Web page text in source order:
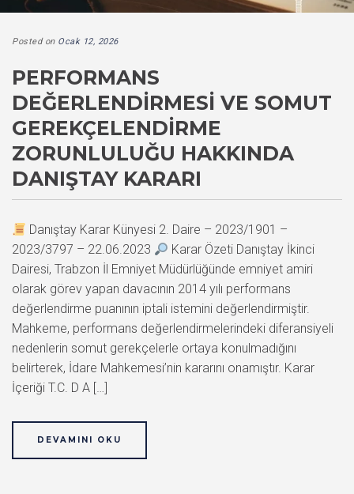
Posted on Ocak 12, 2026
PERFORMANS
DEĞERLENDIRMESI VE SOMUT
GEREKÇELENDIRME
ZORUNLULUĞU HAKKINDA
DANIŞTAY KARARI
Danıştay Karar Künyesi 2. Daire – 2023/1901 –
2023/3797 – 22.06.2023
Karar Özeti Danıştay İkinci
Dairesi, Trabzon İl Emniyet Müdürlüğünde emniyet amiri
olarak görev yapan davacının 2014 yılı performans
değerlendirme puanının iptali istemini değerlendirmiştir.
Mahkeme, performans değerlendirmelerindeki diferansiyeli
nedenlerin somut gerekçelerle ortaya konulmadığını
belirterek, İdare Mahkemesi’nin kararını onamıştır. Karar
İçeriği T.C. D A […]
DEVAMINI OKU